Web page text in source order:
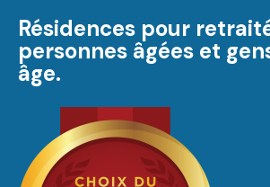
Résidences pour
personnes âgées et
âge.